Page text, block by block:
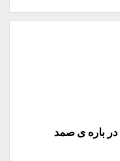
در باره ی صمد